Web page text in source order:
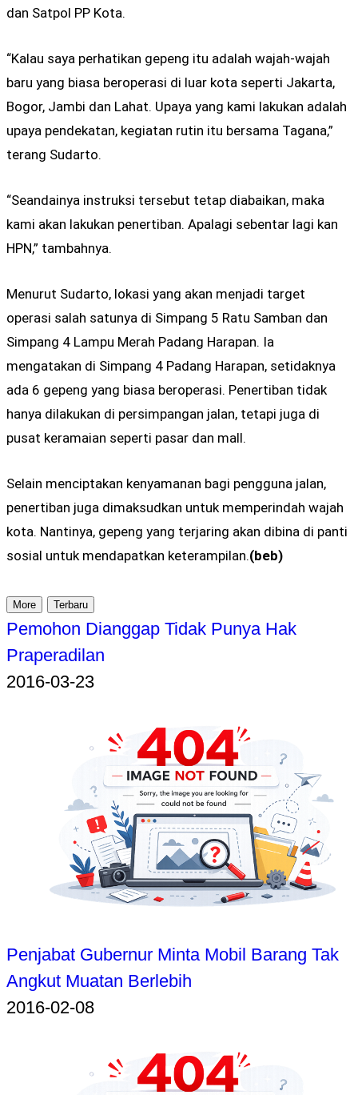
dan Satpol PP Kota.
“Kalau saya perhatikan gepeng itu adalah wajah-wajah
baru yang biasa beroperasi di luar kota seperti Jakarta,
Bogor, Jambi dan Lahat. Upaya yang kami lakukan adalah
upaya pendekatan, kegiatan rutin itu bersama Tagana,”
terang Sudarto.
“Seandainya instruksi tersebut tetap diabaikan, maka
kami akan lakukan penertiban. Apalagi sebentar lagi kan
HPN,” tambahnya.
Menurut Sudarto, lokasi yang akan menjadi target
operasi salah satunya di Simpang 5 Ratu Samban dan
Simpang 4 Lampu Merah Padang Harapan. Ia
mengatakan di Simpang 4 Padang Harapan, setidaknya
ada 6 gepeng yang biasa beroperasi. Penertiban tidak
hanya dilakukan di persimpangan jalan, tetapi juga di
pusat keramaian seperti pasar dan mall.
Selain menciptakan kenyamanan bagi pengguna jalan,
penertiban juga dimaksudkan untuk memperindah wajah
kota. Nantinya, gepeng yang terjaring akan dibina di panti
sosial untuk mendapatkan keterampilan.(beb)
More Terbaru
Pemohon Dianggap Tidak Punya Hak
Praperadilan
2016-03-23
Penjabat Gubernur Minta Mobil Barang Tak
Angkut Muatan Berlebih
2016-02-08